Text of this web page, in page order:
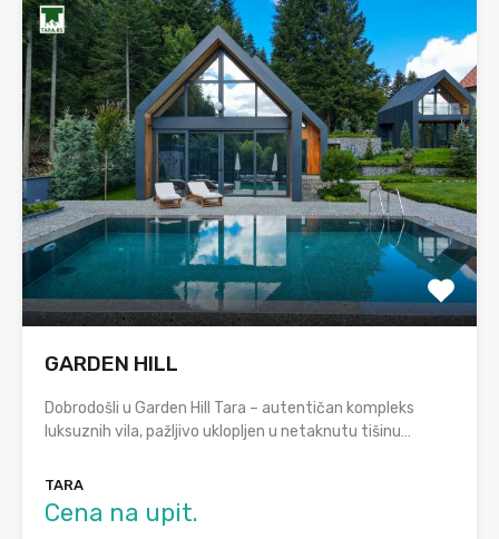
GARDEN HILL
Dobrodošli u Garden Hill Tara – autentičan kompleks
luksuznih vila, pažljivo uklopljen u netaknutu tišinu…
TARA
Cena na upit.